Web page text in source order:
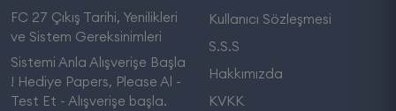
FC 27 Çıkış Tarihi, Yenilikleri
ve Sistem Gereksinimleri
Sistemi Anla Alışverişe Başla
! Hediye Papers, Please Al -
Test Et - Alışverişe başla.
Kullanıcı Sözleşmesi
S.S.S
Hakkımızda
KVKK